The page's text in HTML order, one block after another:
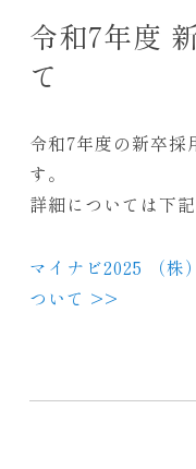
令和7年度
て
令和7年度の新卒採
す。
詳細については下
マイナビ2025 （株
ついて >>